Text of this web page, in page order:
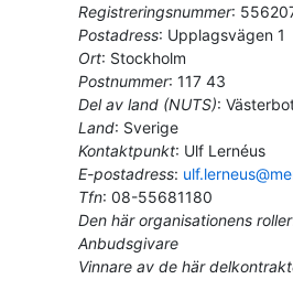
Registreringsnummer:
Postadress: Upplagsvägen 1
Ort: Stockholm
Postnummer: 117 43
Del av land (NUTS):
Land: Sverige
Kontaktpunkt: Ulf Lernéus
E-postadress:
Tfn: 08-55681180
Den här organisationens roller
Anbudsgivare
Vinnare av de här